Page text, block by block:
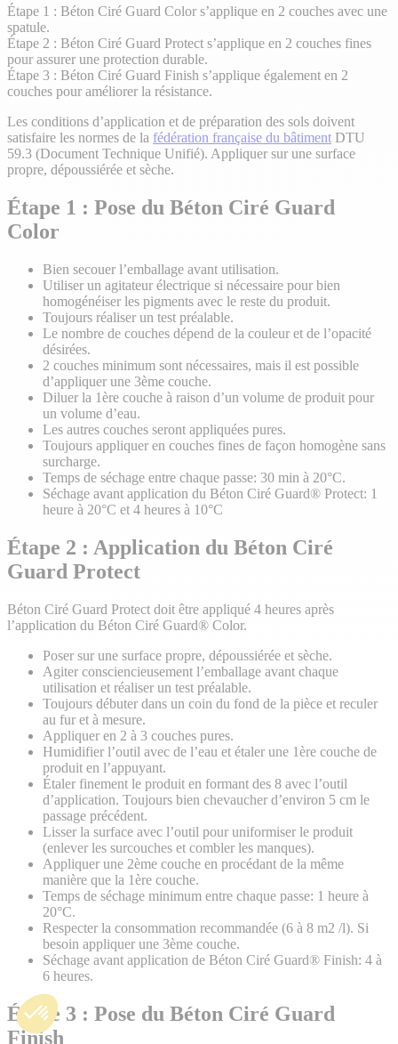
Étape 1 : Béton Ciré Guard Color s’applique en 2 couches avec une
spatule.
Étape 2 : Béton Ciré Guard Protect s’applique en 2 couches fines
pour assurer une protection durable.
Étape 3 : Béton Ciré Guard Finish s’applique également en 2
couches pour améliorer la résistance.
Les conditions d’application et de préparation des sols doivent
satisfaire les normes de la fédération française du bâtiment DTU
59.3 (Document Technique Unifié). Appliquer sur une surface
propre, dépoussiérée et sèche.
Étape 1 : Pose du Béton Ciré Guard
Color
Bien secouer l’emballage avant utilisation.
Utiliser un agitateur électrique si nécessaire pour bien
homogénéiser les pigments avec le reste du produit.
Toujours réaliser un test préalable.
Le nombre de couches dépend de la couleur et de l’opacité
désirées.
2 couches minimum sont nécessaires, mais il est possible
d’appliquer une 3ème couche.
Diluer la 1ère couche à raison d’un volume de produit pour
un volume d’eau.
Les autres couches seront appliquées pures.
Toujours appliquer en couches fines de façon homogène sans
surcharge.
Temps de séchage entre chaque passe: 30 min à 20°C.
Séchage avant application du Béton Ciré Guard® Protect: 1
heure à 20°C et 4 heures à 10°C
Étape 2 : Application du Béton Ciré
Guard Protect
Béton Ciré Guard Protect doit être appliqué 4 heures après
l’application du Béton Ciré Guard® Color.
Poser sur une surface propre, dépoussiérée et sèche.
Agiter consciencieusement l’emballage avant chaque
utilisation et réaliser un test préalable.
Toujours débuter dans un coin du fond de la pièce et reculer
au fur et à mesure.
Appliquer en 2 à 3 couches pures.
Humidifier l’outil avec de l’eau et étaler une 1ère couche de
produit en l’appuyant.
Étaler finement le produit en formant des 8 avec l’outil
d’application. Toujours bien chevaucher d’environ 5 cm le
passage précédent.
Lisser la surface avec l’outil pour uniformiser le produit
(enlever les surcouches et combler les manques).
Appliquer une 2ème couche en procédant de la même
manière que la 1ère couche.
Temps de séchage minimum entre chaque passe: 1 heure à
20°C.
Respecter la consommation recommandée (6 à 8 m2 /l). Si
besoin appliquer une 3ème couche.
Séchage avant application de Béton Ciré Guard® Finish: 4 à
6 heures.
Étape 3 : Pose du Béton Ciré Guard
Finish